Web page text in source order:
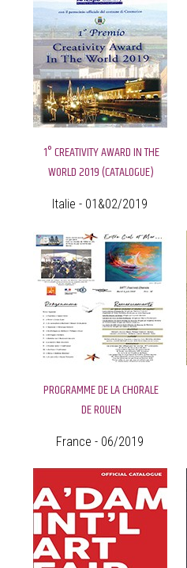
1° CREATIVITY AWARD IN THE
WORLD 2019 (CATALOGUE)
Italie - 01&02/2019
PROGRAMME DE LA CHORALE
DE ROUEN
France - 06/2019